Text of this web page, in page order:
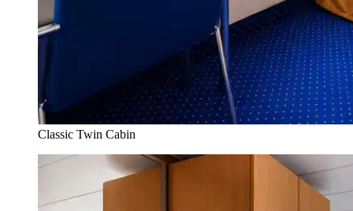
Classic Twin Cabin